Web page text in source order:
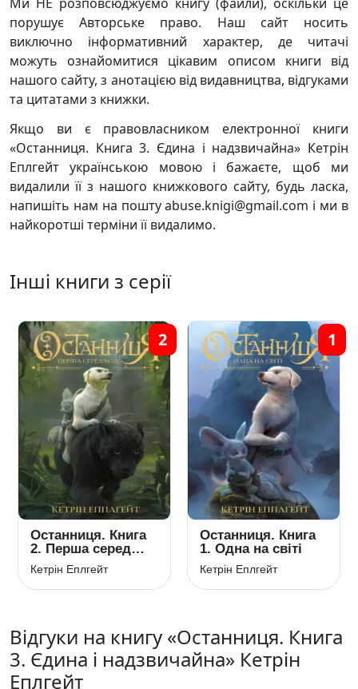
порушує Авторське право. Наш сайт носить
виключно інформативний характер, де читачі
можуть ознайомитися цікавим описом книги від
нашого сайту, з анотацією від видавництва, відгуками
та цитатами з книжки.
Якщо ви є правовласником електронної книги
«Останниця. Книга 3. Єдина і надзвичайна» Кетрін
Еплгейт українською мовою і бажаєте, щоб ми
видалили її з нашого книжкового сайту, будь ласка,
напишіть нам на пошту abuse.knigi@gmail.com і ми в
найкоротші терміни її видалимо.
Інші книги з серії
Останниця. Книга
2. Перша серед
усіх
Кетрін Еплгейт
2
Останниця. Книга
1. Одна на світі
Кетрін Еплгейт
1
Відгуки на книгу «Останниця. Книга
3. Єдина і надзвичайна» Кетрін
Еплгейт